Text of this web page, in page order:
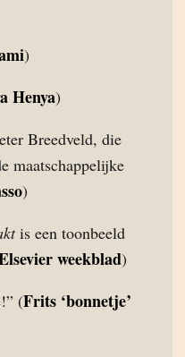
)
Henya)
Breedveld, die
maatschappelijke
)
is een toonbeeld
weekblad)
(Frits ‘bonnetje’